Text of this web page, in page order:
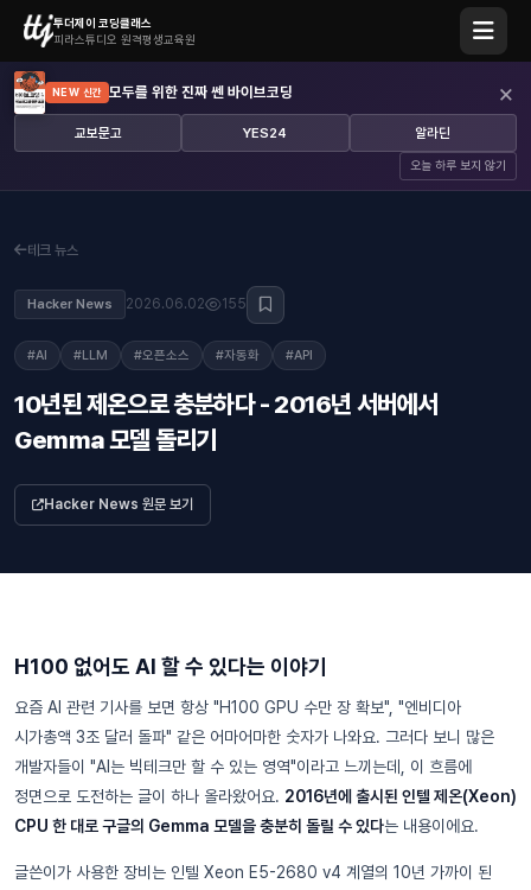
투더제이 코딩클래스
피라스튜디오 원격평생교육원
NEW 신간 모두를 위한 진짜 쎈 바이브코딩
교보문고 YES24 알라딘
오늘 하루 보지 않기
×
테크 뉴스
Hacker News 2026.06.02 155
#AI #LLM #오픈소스 #자동화 #API
10년된 제온으로 충분하다 - 2016년 서버에서
Gemma 모델 돌리기
Hacker News 원문 보기
H100 없어도 AI 할 수 있다는 이야기
요즘 AI 관련 기사를 보면 항상 "H100 GPU 수만 장 확보", "엔비디아
시가총액 3조 달러 돌파" 같은 어마어마한 숫자가 나와요. 그러다 보니 많은
개발자들이 "AI는 빅테크만 할 수 있는 영역"이라고 느끼는데, 이 흐름에
정면으로 도전하는 글이 하나 올라왔어요. 2016년에 출시된 인텔 제온(Xeon)
CPU 한 대로 구글의 Gemma 모델을 충분히 돌릴 수 있다는 내용이에요.
글쓴이가 사용한 장비는 인텔 Xeon E5-2680 v4 계열의 10년 가까이 된